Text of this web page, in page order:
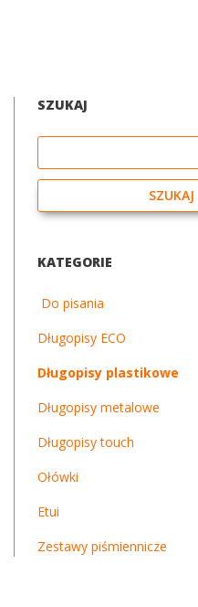
SZUKAJ
Szukaj
SZUKAJ
KATEGORIE
Do pisania
Długopisy ECO
Długopisy plastikowe
Długopisy metalowe
Długopisy touch
Ołówki
Etui
Zestawy piśmiennicze